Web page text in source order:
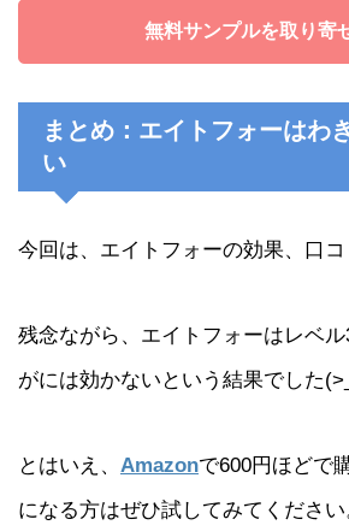
無料サンプルを取り寄
まとめ：エイトフォーはわ
い
今回は、エイトフォーの効果、口コ
残念ながら、エイトフォーはレベ
がには効かないという結果でした
とはいえ、 Amazonで600円ほどで
になる方はぜひ試してみてください